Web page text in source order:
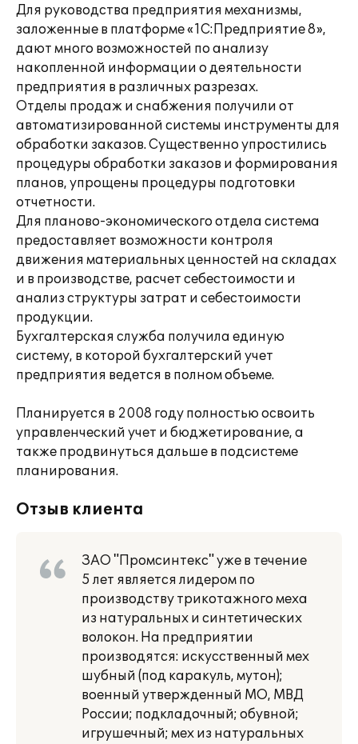
Для руководства предприятия механизмы,
заложенные в платформе «1С:Предприятие 8»,
дают много возможностей по анализу
накопленной информации о деятельности
предприятия в различных разрезах.
Отделы продаж и снабжения получили от
автоматизированной системы инструменты для
обработки заказов. Существенно упростились
процедуры обработки заказов и формирования
планов, упрощены процедуры подготовки
отчетности.
Для планово-экономического отдела система
предоставляет возможности контроля
движения материальных ценностей на складах
и в производстве, расчет себестоимости и
анализ структуры затрат и себестоимости
продукции.
Бухгалтерская служба получила единую
систему, в которой бухгалтерский учет
предприятия ведется в полном объеме.
Планируется в 2008 году полностью освоить
управленческий учет и бюджетирование, а
также продвинуться дальше в подсистеме
планирования.
Отзыв клиента
ЗАО "Промсинтекс" уже в течение
5 лет является лидером по
производству трикотажного меха
из натуральных и синтетических
волокон. На предприятии
производятся: искусственный мех
шубный (под каракуль, мутон);
военный утвержденный МО, МВД
России; подкладочный; обувной;
игрушечный; мех из натуральных